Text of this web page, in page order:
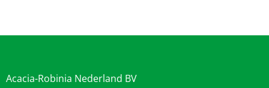
Acacia-Robinia Nederland BV